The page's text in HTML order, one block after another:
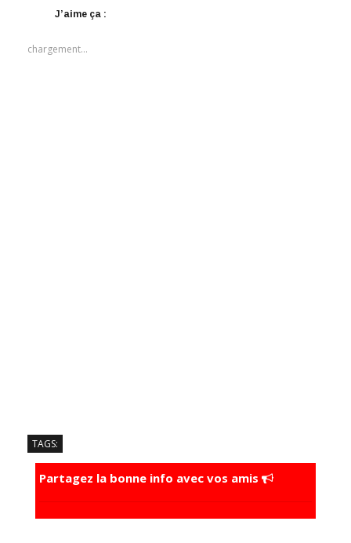
J’aime ça :
chargement…
TAGS:
Partagez la bonne info avec vos amis